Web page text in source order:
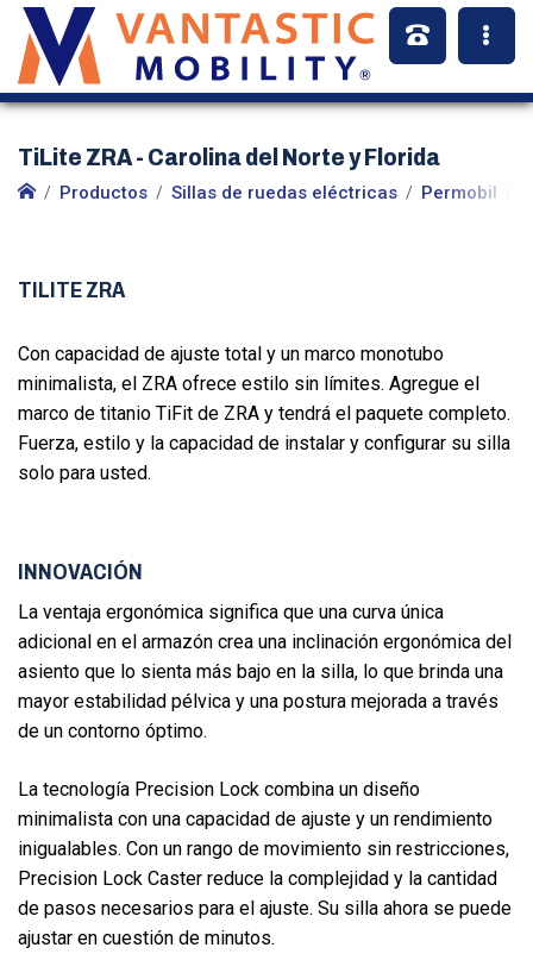
TiLite ZRA - Carolina del Norte y Florida
Productos Sillas de ruedas eléctricas Permobil
TILITE ZRA
Con capacidad de ajuste total y un marco monotubo
minimalista, el ZRA ofrece estilo sin límites. Agregue el
marco de titanio TiFit de ZRA y tendrá el paquete completo.
Fuerza, estilo y la capacidad de instalar y configurar su silla
solo para usted.
INNOVACIÓN
La ventaja ergonómica significa que una curva única
adicional en el armazón crea una inclinación ergonómica del
asiento que lo sienta más bajo en la silla, lo que brinda una
mayor estabilidad pélvica y una postura mejorada a través
de un contorno óptimo.
La tecnología Precision Lock combina un diseño
minimalista con una capacidad de ajuste y un rendimiento
inigualables. Con un rango de movimiento sin restricciones,
Precision Lock Caster reduce la complejidad y la cantidad
de pasos necesarios para el ajuste. Su silla ahora se puede
ajustar en cuestión de minutos.